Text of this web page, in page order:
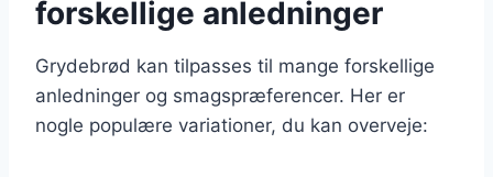
forskellige anledninger
Grydebrød kan tilpasses til mange forskellige
anledninger og smagspræferencer. Her er
nogle populære variationer, du kan overveje: